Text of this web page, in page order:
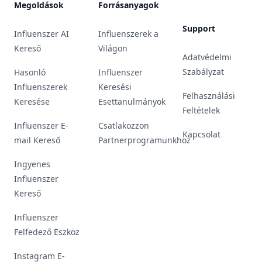
Megoldások
Influenszer AI
Kereső
Hasonló
Influenszerek
Keresése
Influenszer E-
mail Kereső
Ingyenes
Influenszer
Kereső
Influenszer
Felfedező Eszköz
Instagram E-
Forrásanyagok
Influenszerek a
Világon
Influenszer
Keresési
Esettanulmányok
Csatlakozzon
Partnerprogramunkhoz
Support
Adatvédelmi
Szabályzat
Felhasználási
Feltételek
Kapcsolat